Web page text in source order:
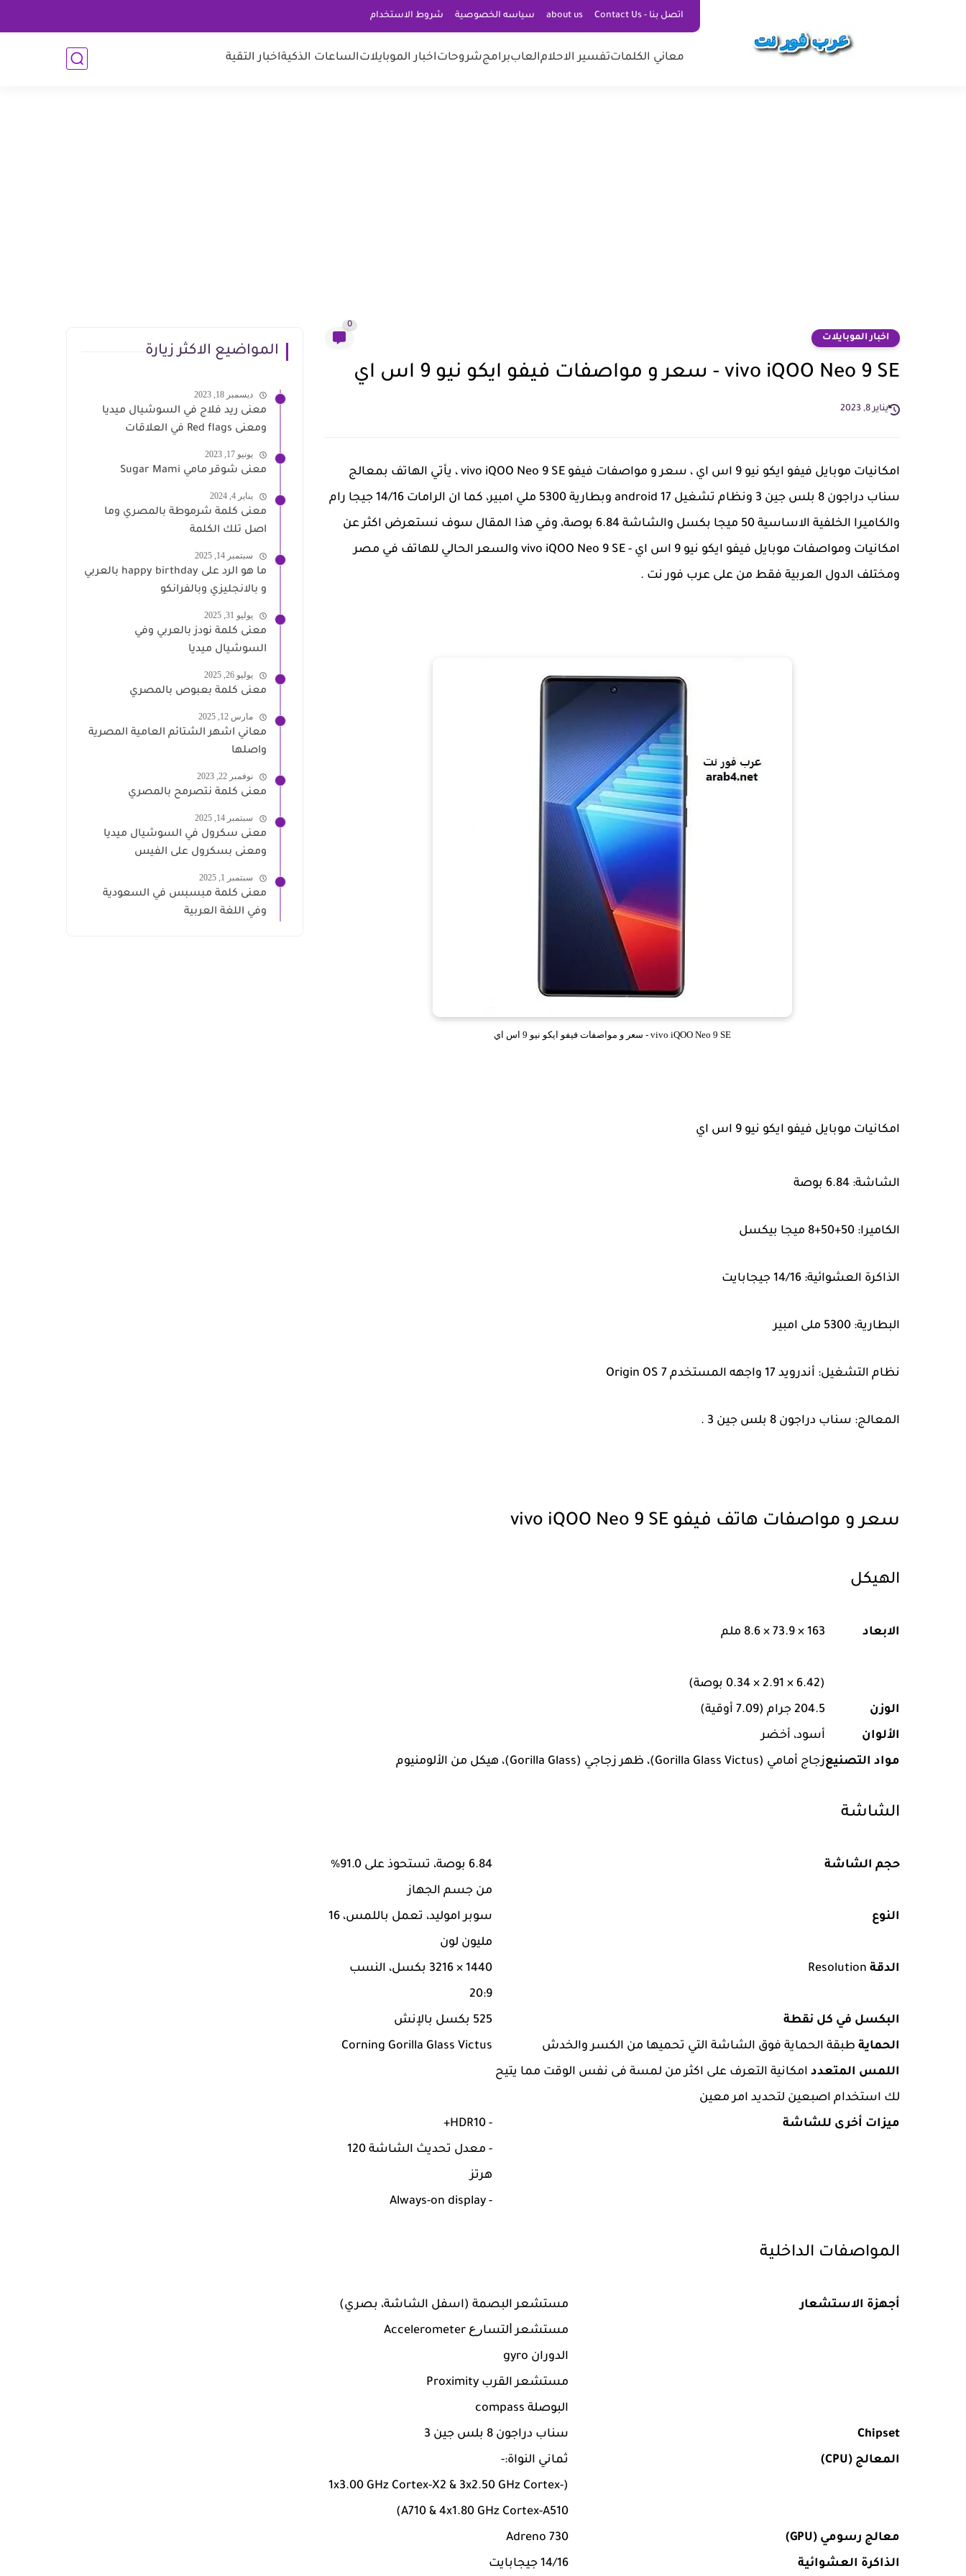
اتصل بنا - Contact Us about us سياسه الخصوصية شروط الاستخدام
معاني الكلماتتفسير الاحلامالعاببرامجشروحاتاخبار الموبايلاتالساعات الذكيةاخبار التقية
اخبار الموبايلات
0
vivo iQOO Neo 9 SE - سعر و مواصفات فيفو ايكو نيو 9 اس اي
يناير 8, 2023
امكانيات موبايل فيفو ايكو نيو 9 اس اي ، سعر و مواصفات فيفو vivo iQOO Neo 9 SE ، يأتي الهاتف بمعالج
سناب دراجون 8 بلس جين 3 ونظام تشغيل android 17 وبطارية 5300 ملي امبير، كما ان الرامات 14/16 جيجا رام
والكاميرا الخلفية الاساسية 50 ميجا بكسل والشاشة 6.84 بوصة، وفي هذا المقال سوف نستعرض اكثر عن
امكانيات ومواصفات موبايل فيفو ايكو نيو 9 اس اي - vivo iQOO Neo 9 SE والسعر الحالي للهاتف في مصر
ومختلف الدول العربية فقط من على عرب فور نت .
vivo iQOO Neo 9 SE - سعر و مواصفات فيفو ايكو نيو 9 اس اي
امكانيات موبايل فيفو ايكو نيو 9 اس اي
الشاشة: 6.84 بوصة
الكاميرا: 50+50+8 ميجا بيكسل
الذاكرة العشوائية: 14/16 جيجابايت
البطارية: 5300 ملى امبير
نظام التشغيل: أندرويد 17 واجهه المستخدم Origin OS 7
المعالج: سناب دراجون 8 بلس جين 3 .
سعر و مواصفات هاتف فيفو vivo iQOO Neo 9 SE
الهيكل
الابعاد 163 × 73.9 × 8.6 ملم
(6.42 × 2.91 × 0.34 بوصة)
الوزن
204.5 جرام (7.09 أوقية)
الألوان
أسود، أخضر
مواد التصنيعزجاج أمامي (Gorilla Glass Victus)، ظهر زجاجي (Gorilla Glass)، هيكل من الألومنيوم
الشاشة
حجم الشاشة
6.84 بوصة، تستحوذ على 91.0%
من جسم الجهاز
النوع
سوبر اموليد، تعمل باللمس، 16
مليون لون
الدقة Resolution
1440 × 3216 بكسل، النسب
20:9
البكسل في كل نقطة
525 بكسل بالإنش
الحماية طبقة الحماية فوق الشاشة التي تحميها من الكسر والخدش
Corning Gorilla Glass Victus
اللمس المتعدد امكانية التعرف على اكثر من لمسة فى نفس الوقت مما يتيح
لك استخدام اصبعين لتحديد امر معين
ميزات أخرى للشاشة
- HDR10+
- معدل تحديث الشاشة 120
هرتز
- Always-on display
المواصفات الداخلية
أجهزة الاستشعار
مستشعر البصمة (اسفل الشاشة، بصري)
مستشعر ﺍﻟﺘﺴﺎﺭﻉ Accelerometer
الدوران gyro
مستشعر القرب Proximity
البوصلة compass
Chipset
سناب دراجون 8 بلس جين 3
المعالج (CPU)
ثماني النواة:-
(1x3.00 GHz Cortex-X2 & 3x2.50 GHz Cortex-
A710 & 4x1.80 GHz Cortex-A510)
معالج رسومي (GPU)
Adreno 730
الذاكرة العشوائية
14/16 جيجابايت
المواضيع الاكثر زيارة
ديسمبر 18, 2023
معنى ريد فلاج في السوشيال ميديا
ومعنى Red flags في العلاقات
يونيو 17, 2023
معنى شوقر مامي Sugar Mami
يناير 4, 2024
معنى كلمة شرموطة بالمصري وما
اصل تلك الكلمة
سبتمبر 14, 2025
ما هو الرد على happy birthday بالعربي
و بالانجليزي وبالفرانكو
يوليو 31, 2025
معنى كلمة نودز بالعربي وفي
السوشيال ميديا
يوليو 26, 2025
معنى كلمة بعبوص بالمصري
مارس 12, 2025
معاني اشهر الشتائم العامية المصرية
واصلها
نوفمبر 22, 2023
معنى كلمة نتصرمح بالمصري
سبتمبر 14, 2025
معنى سكرول في السوشيال ميديا
ومعنى بسكرول على الفيس
سبتمبر 1, 2025
معنى كلمة مبسبس في السعودية
وفي اللغة العربية